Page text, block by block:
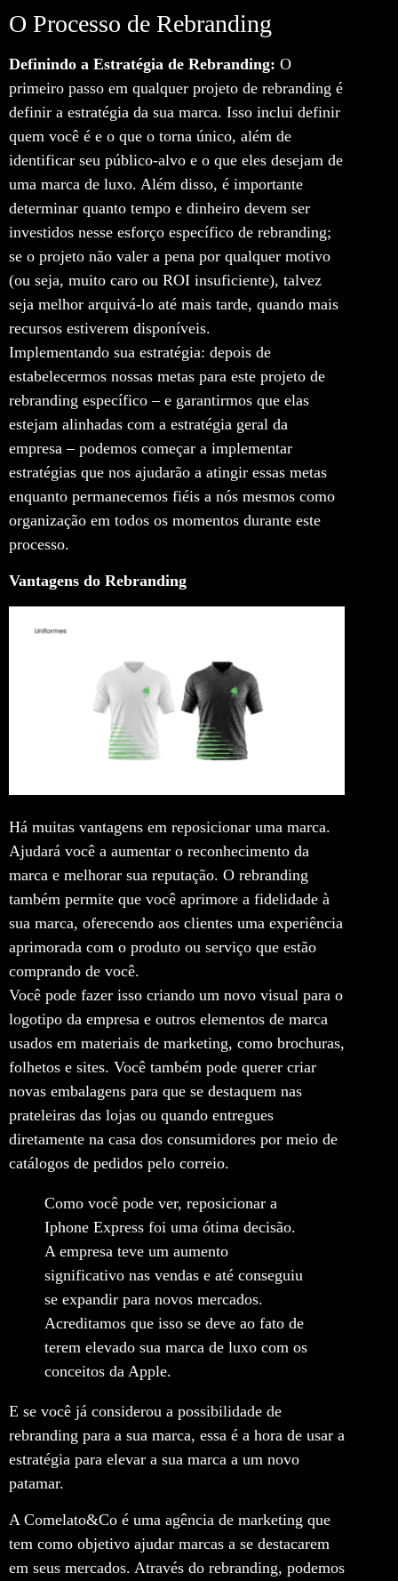
O Processo de Rebranding
Definindo a Estratégia de Rebranding: O
primeiro passo em qualquer projeto de rebranding é
definir a estratégia da sua marca. Isso inclui definir
quem você é e o que o torna único, além de
identificar seu público-alvo e o que eles desejam de
uma marca de luxo. Além disso, é importante
determinar quanto tempo e dinheiro devem ser
investidos nesse esforço específico de rebranding;
se o projeto não valer a pena por qualquer motivo
(ou seja, muito caro ou ROI insuficiente), talvez
seja melhor arquivá-lo até mais tarde, quando mais
recursos estiverem disponíveis.
Implementando sua estratégia: depois de
estabelecermos nossas metas para este projeto de
rebranding específico – e garantirmos que elas
estejam alinhadas com a estratégia geral da
empresa – podemos começar a implementar
estratégias que nos ajudarão a atingir essas metas
enquanto permanecemos fiéis a nós mesmos como
organização em todos os momentos durante este
processo.
Vantagens do Rebranding
Há muitas vantagens em reposicionar uma marca.
Ajudará você a aumentar o reconhecimento da
marca e melhorar sua reputação. O rebranding
também permite que você aprimore a fidelidade à
sua marca, oferecendo aos clientes uma experiência
aprimorada com o produto ou serviço que estão
comprando de você.
Você pode fazer isso criando um novo visual para o
logotipo da empresa e outros elementos de marca
usados em materiais de marketing, como brochuras,
folhetos e sites. Você também pode querer criar
novas embalagens para que se destaquem nas
prateleiras das lojas ou quando entregues
diretamente na casa dos consumidores por meio de
catálogos de pedidos pelo correio.
Como você pode ver, reposicionar a
Iphone Express foi uma ótima decisão.
A empresa teve um aumento
significativo nas vendas e até conseguiu
se expandir para novos mercados.
Acreditamos que isso se deve ao fato de
terem elevado sua marca de luxo com os
conceitos da Apple.
E se você já considerou a possibilidade de
rebranding para a sua marca, essa é a hora de usar a
estratégia para elevar a sua marca a um novo
patamar.
A Comelato&Co é uma agência de marketing que
tem como objetivo ajudar marcas a se destacarem
em seus mercados. Através do rebranding, podemos